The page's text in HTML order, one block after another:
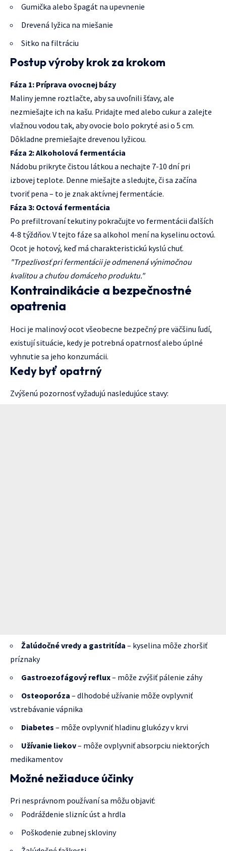
Gumička alebo špagát na upevnenie
Drevená lyžica na miešanie
Sitko na filtráciu
Postup výroby krok za krokom
Fáza 1: Príprava ovocnej bázy
Maliny jemne roztlačte, aby sa uvoľnili šťavy, ale
nezmiešajte ich na kašu. Pridajte med alebo cukur a zalejte
vlažnou vodou tak, aby ovocie bolo pokryté asi o 5 cm.
Dôkladne premiešajte drevenou lyžicou.
Fáza 2: Alkoholová fermentácia
Nádobu prikryte čistou látkou a nechajte 7-10 dní pri
izbovej teplote. Denne miešajte a sledujte, či sa začína
tvoriť pena – to je znak aktívnej fermentácie.
Fáza 3: Octová fermentácia
Po prefiltrovaní tekutiny pokračujte vo fermentácii ďalších
4-8 týždňov. V tejto fáze sa alkohol mení na kyselinu octovú.
Ocot je hotový, keď má charakteristickú kyslú chuť.
"Trpezlivosť pri fermentácii je odmenená výnimočnou
kvalitou a chuťou domáceho produktu."
Kontraindikácie a bezpečnostné
opatrenia
Hoci je malinový ocot všeobecne bezpečný pre väčšinu ľudí,
existují situácie, kedy je potrebná opatrnosť alebo úplné
vyhnutie sa jeho konzumácii.
Kedy byť opatrný
Zvýšenú pozornosť vyžadujú nasledujúce stavy:
Žalúdočné vredy a gastritída – kyselina môže zhoršiť
príznaky
Gastroezofágový reflux– môže zvýšiť pálenie záhy
Osteoporóza – dlhodobé užívanie môže ovplyvniť
vstrebávanie vápnika
Diabetes – môže ovplyvniť hladinu glukózy v krvi
Užívanie liekov– môže ovplyvniť absorpciu niektorých
medikamentov
Možné nežiaduce účinky
Pri nesprávnom používaní sa môžu objaviť:
Podráždenie slizníc úst a hrdla
Poškodenie zubnej skloviny